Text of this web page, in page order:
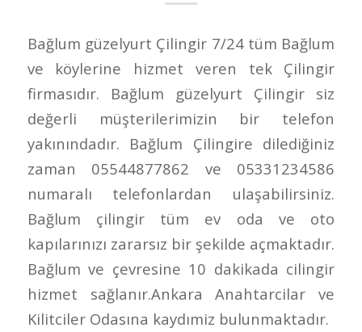
Bağlum güzelyurt Çilingir 7/24 tüm Bağlum
ve köylerine hizmet veren tek Çilingir
firmasıdır. Bağlum güzelyurt Çilingir siz
değerli müşterilerimizin bir telefon
yakınındadır. Bağlum Çilingire dilediğiniz
zaman 05544877862 ve 05331234586
numaralı telefonlardan ulaşabilirsiniz.
Bağlum çilingir tüm ev oda ve oto
kapılarınızı zararsız bir şekilde açmaktadır.
Bağlum ve çevresine 10 dakikada cilingir
hizmet sağlanır.Ankara Anahtarcilar ve
Kilitciler Odasına kaydımiz bulunmaktadır.